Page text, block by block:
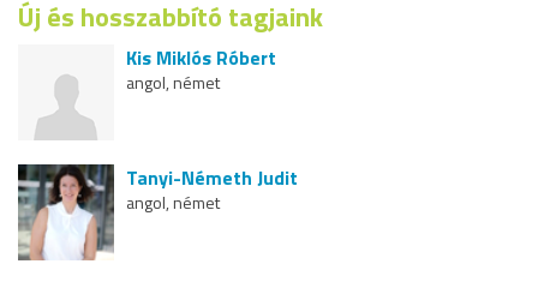
Új és hosszabbító tagjaink
Kis Miklós Róbert
angol, német
Tanyi-Németh Judit
angol, német